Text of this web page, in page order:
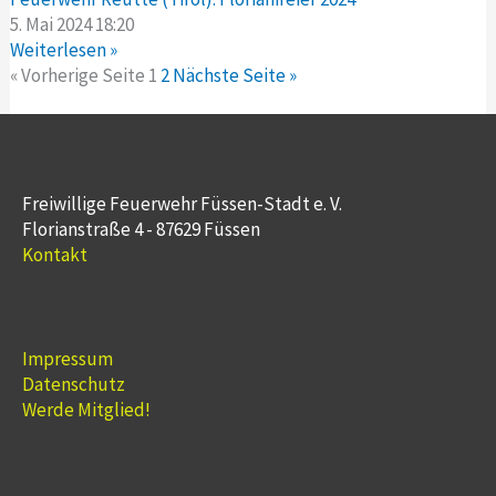
5. Mai 202418:20
Weiterlesen »
« Vorherige Seite 1 2Nächste Seite »
Freiwillige Feuerwehr Füssen-Stadt e. V.
Florianstraße 4 - 87629 Füssen
Kontakt
Impressum
Datenschutz
Werde Mitglied!